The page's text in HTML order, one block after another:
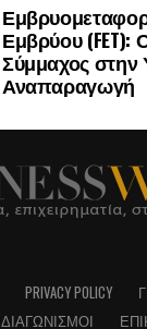
Εμβρύου (FET):
Σύμμαχος
Αναπαραγωγή
PRIVACY POLICY
ΔΙΑΓΩΝΙΣΜΟΊ